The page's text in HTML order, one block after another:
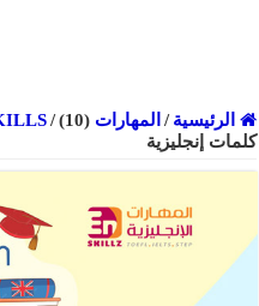
الرئيسية / المهارات SKILLS /
كلمات إنجليزية